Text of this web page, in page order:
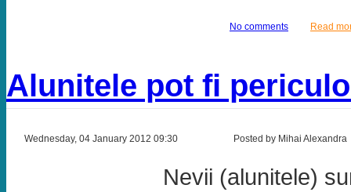
No comments Read
Alunitele pot fi
Wednesday, 04 January 2012 09:30 Posted by Mihai Alexandra
Nevii (alunitele)